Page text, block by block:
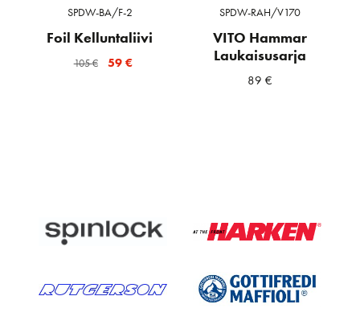
SPDW-BA/F-2
Foil Kelluntaliivi
105€
Alkuperäinen
59 €Nykyinen
SPDW-RAH/V170
VITO Hammar
Laukaisusarja
89€